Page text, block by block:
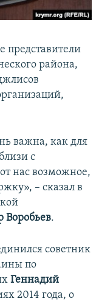
представители
района,
важна, как для
с
нас возможное,
– сказал в
Воробьев.
советник
по
Геннадий
2014 года, о